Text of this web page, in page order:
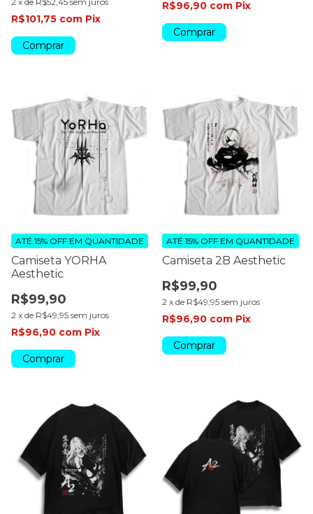
R$101,75 com Pix
Comprar
R$96,90 com Pix
Comprar
Camiseta YORHA
Aesthetic
R$99,90
2 x de R$49,95 sem juros
ATÉ 15% OFF EM QUANTIDADE
R$96,90 com Pix
Comprar
Camiseta 2B Aesthetic
R$99,90
2 x de R$49,95 sem juros
ATÉ 15% OFF EM QUANTIDADE
R$96,90 com Pix
Comprar